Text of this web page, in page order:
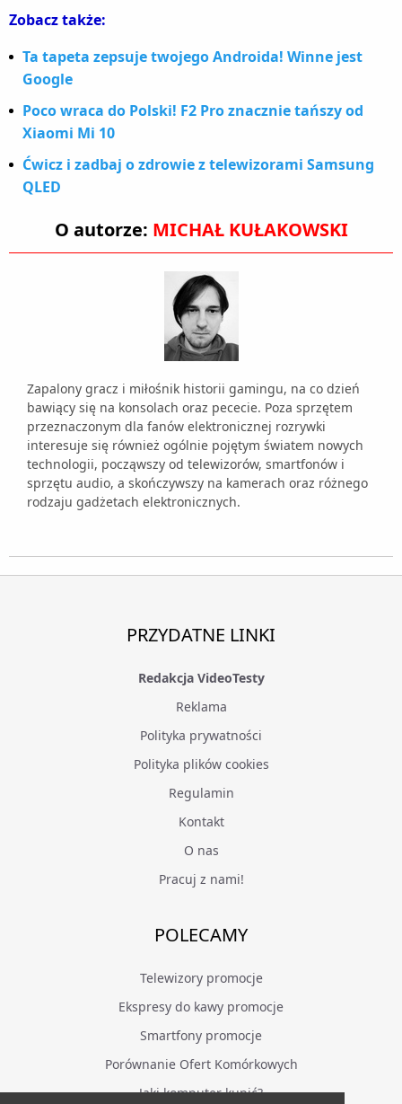
Zobacz także:
Ta tapeta zepsuje twojego Androida! Winne jest
Google
Poco wraca do Polski! F2 Pro znacznie tańszy od
Xiaomi Mi 10
Ćwicz i zadbaj o zdrowie z telewizorami Samsung
QLED
O autorze: MICHAŁ KUŁAKOWSKI
Zapalony gracz i miłośnik historii gamingu, na co dzień
bawiący się na konsolach oraz pececie. Poza sprzętem
przeznaczonym dla fanów elektronicznej rozrywki
interesuje się również ogólnie pojętym światem nowych
technologii, począwszy od telewizorów, smartfonów i
sprzętu audio, a skończywszy na kamerach oraz różnego
rodzaju gadżetach elektronicznych.
PRZYDATNE LINKI
Redakcja VideoTesty
Reklama
Polityka prywatności
Polityka plików cookies
Regulamin
Kontakt
O nas
Pracuj z nami!
POLECAMY
Telewizory promocje
Ekspresy do kawy promocje
Smartfony promocje
Porównanie Ofert Komórkowych
Jaki komputer kupić?